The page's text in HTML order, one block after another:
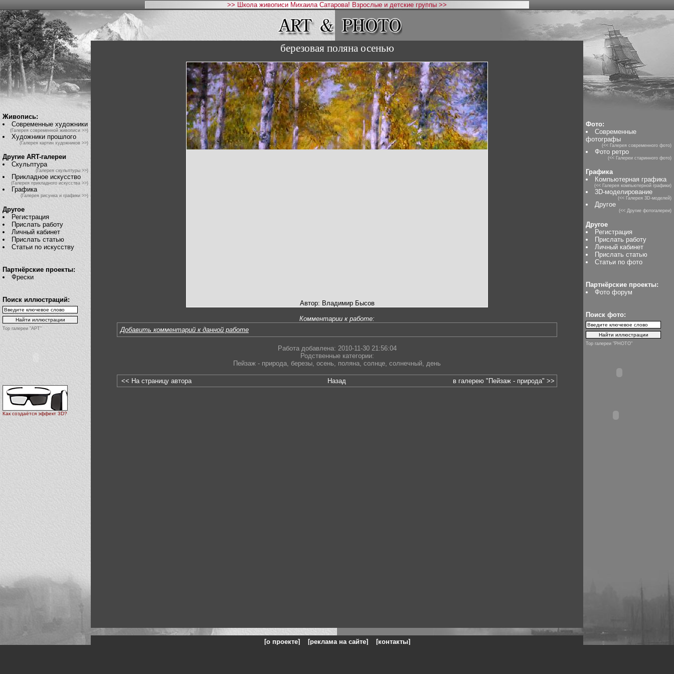
>> Школа живописи Михаила Сатарова! Взрослые и детские группы >>
Живопись:
Современные художники
(Галерея современной живописи >>)
Художники прошлого
(Галерея картин художников >>)
Другие ART-галереи
Скульптура
(Галерея скульптуры >>)
Прикладное искусство
(Галерея прикладного искусства >>)
Графика
(Галерея рисунка и графики >>)
Другое
Регистрация
Прислать работу
Личный кабинет
Прислать статью
Статьи по искусству
Партнёрские проекты:
Фрески
Поиск иллюстраций:
Top галереи "АРТ"
Как создаётся эффект 3D?
березовая поляна осенью
Автор: Владимир Бысов
Комментарии к работе:
Добавить комментарий к данной работе
Работа добавлена: 2010-11-30 21:56:04
Родственные категории:
Пейзаж - природа, березы, осень, поляна, солнце, солнечный, день
<< На страницу автора Назад в галерею "Пейзаж - природа" >>
Фото:
Современные
фотографы
(<< Галерея современного фото)
Фото ретро
(<< Галереи старинного фото)
Графика
Компьютерная графика
(<< Галерея компьютерной графики)
3D-моделирование
(<< Галерея 3D-моделей)
Другое
(<< Другие фотогалереи)
Другое
Регистрация
Прислать работу
Личный кабинет
Прислать статью
Статьи по фото
Партнёрские проекты:
Фото форум
Поиск фото:
Top галереи "PHOTO"
[о проекте] [реклама на сайте] [контакты]